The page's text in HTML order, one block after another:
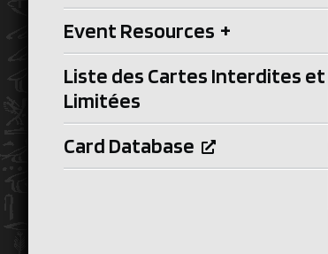
Event Resources +
Liste des Cartes Interdites et
Limitées
Card Database